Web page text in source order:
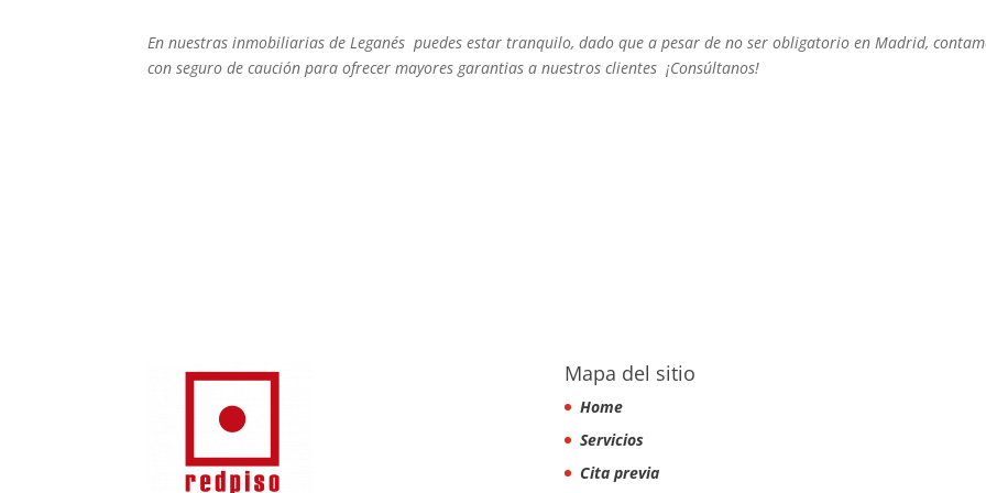
En nuestras inmobiliarias de Leganés puedes estar tranquilo, dado que a pesar de no ser obligatorio en Madrid,
con seguro de caución para ofrecer mayores garantias a nuestros clientes ¡Consúltanos!
Mapa del sitio
Home
Servicios
Cita previa